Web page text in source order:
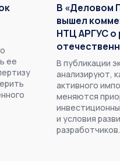
ее
В «Деловом
вышел
НТЦ АРГУС о
В публикации
анализируют,
активного
меняются
и условия
разработчиков.